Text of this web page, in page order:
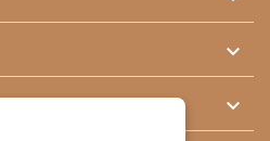

